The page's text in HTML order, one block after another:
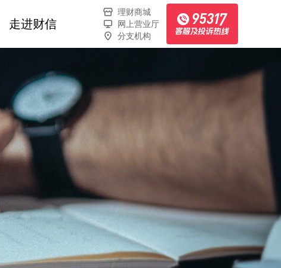
理财商城
网上营业厅
分支机构
走进财信